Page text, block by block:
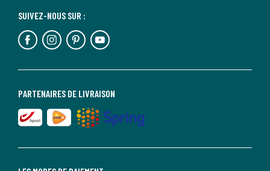
PARTENAIRES DE LIVRAISON
SUIVEZ-NOUS SUR :